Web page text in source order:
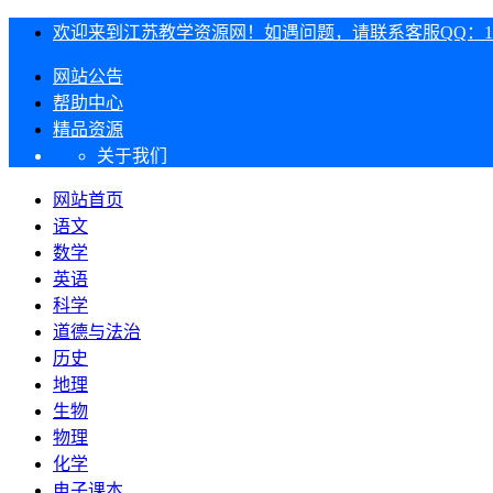
欢迎来到江苏教学资源网！如遇问题，请联系客服QQ：
网站公告
帮助中心
精品资源
关于我们
网站首页
语文
数学
英语
科学
道德与法治
历史
地理
生物
物理
化学